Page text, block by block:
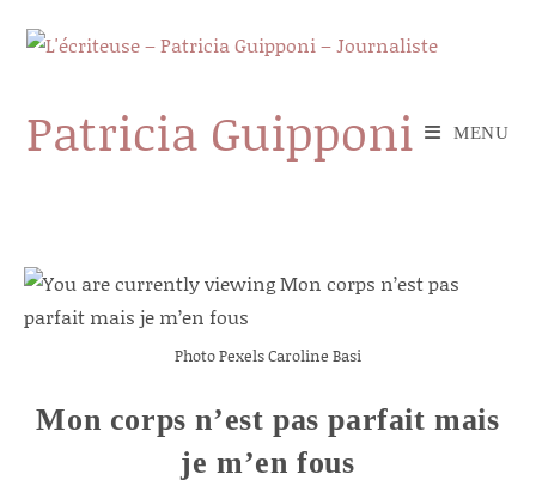
Patricia Guipponi MENU
Photo Pexels Caroline Basi
Mon corps n’est pas parfait mais
je m’en fous